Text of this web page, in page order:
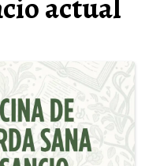
actual